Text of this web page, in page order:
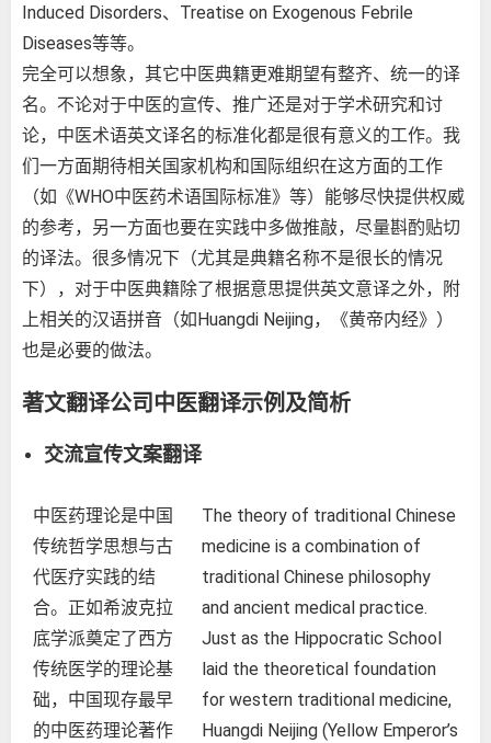
Induced Disorders、Treatise on Exogenous Febrile
Diseases等等。
完全可以想象，其它中医典籍更难期望有整齐、统一的译
名。不论对于中医的宣传、推广还是对于学术研究和讨
论，中医术语英文译名的标准化都是很有意义的工作。我
们一方面期待相关国家机构和国际组织在这方面的工作
（如《WHO中医药术语国际标准》等）能够尽快提供权威
的参考，另一方面也要在实践中多做推敲，尽量斟酌贴切
的译法。很多情况下（尤其是典籍名称不是很长的情况
下），对于中医典籍除了根据意思提供英文意译之外，附
上相关的汉语拼音（如Huangdi Neijing，《黄帝内经》）
也是必要的做法。
著文翻译公司中医翻译示例及简析
交流宣传文案翻译
中医药理论是中国
传统哲学思想与古
代医疗实践的结
合。正如希波克拉
底学派奠定了西方
传统医学的理论基
础，中国现存最早
的中医药理论著作
The theory of traditional Chinese
medicine is a combination of
traditional Chinese philosophy
and ancient medical practice.
Just as the Hippocratic School
laid the theoretical foundation
for western traditional medicine,
Huangdi Neijing (Yellow Emperor’s